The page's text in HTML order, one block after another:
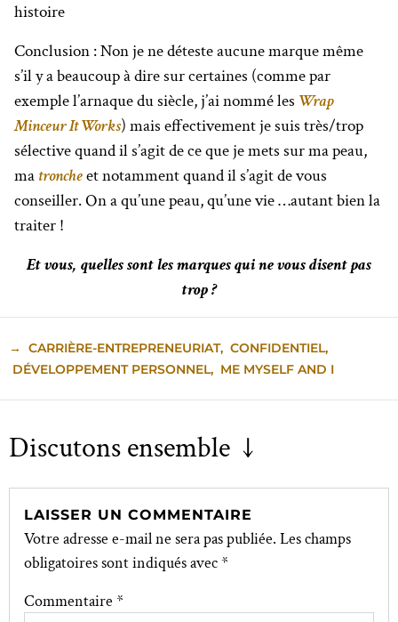
histoire
Conclusion : Non je ne déteste aucune marque même
s’il y a beaucoup à dire sur certaines (comme par
exemple l’arnaque du siècle, j’ai nommé les Wrap
Minceur It Works) mais effectivement je suis très/trop
sélective quand il s’agit de ce que je mets sur ma peau,
ma troncheet notamment quand il s’agit de vous
conseiller. On a qu’une peau, qu’une vie …autant bien la
traiter !
Et vous, quelles sont les marques qui ne vous disent pas
trop ?
→ CARRIÈRE-ENTREPRENEURIAT, CONFIDENTIEL,
DÉVELOPPEMENT PERSONNEL, ME MYSELF AND I
Discutons ensemble ↓
LAISSER UN COMMENTAIRE
Votre adresse e-mail ne sera pas publiée. Les champs
obligatoires sont indiqués avec*
Commentaire *